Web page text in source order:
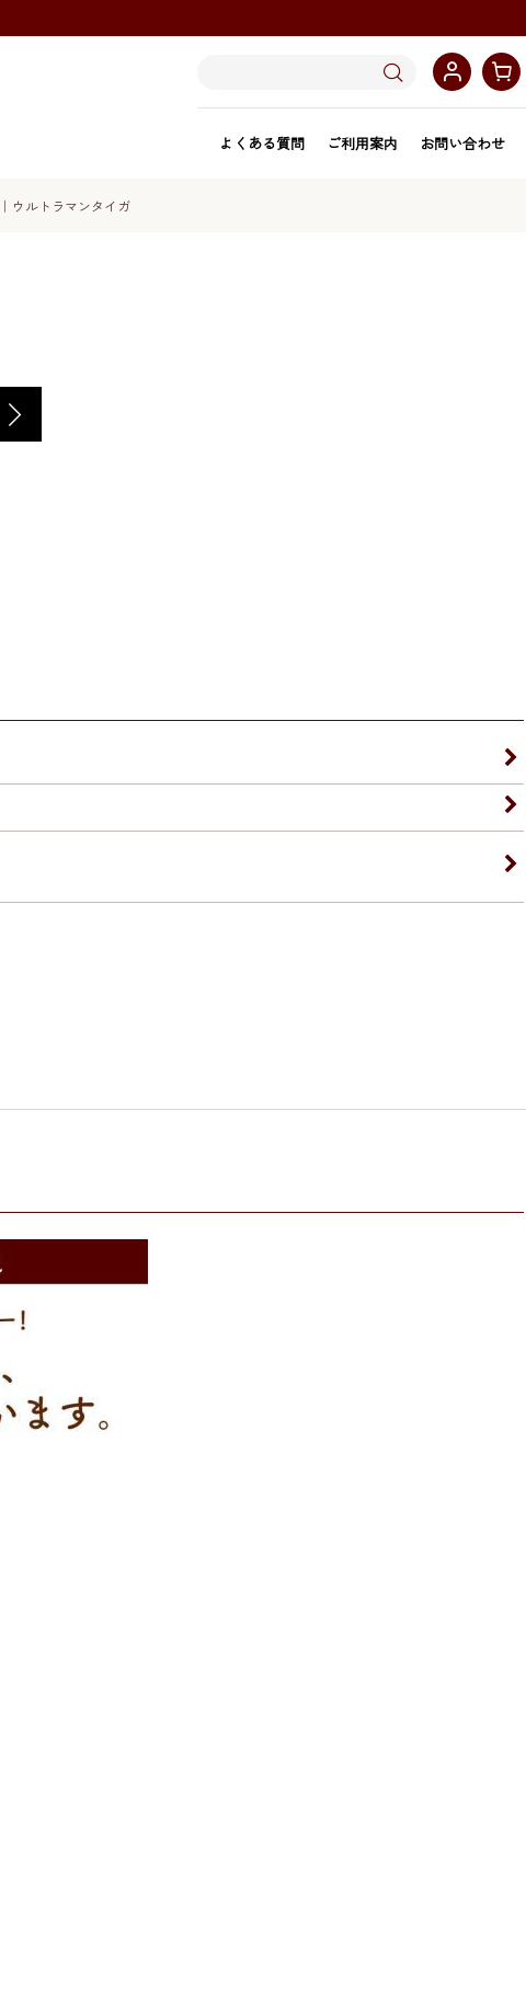
よくある質問 ご利用案内 お問い合わせ
ウルトラマンタイガ